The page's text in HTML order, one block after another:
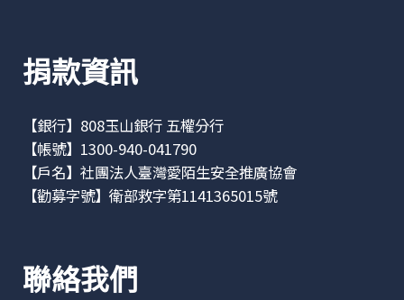
捐款資訊
【銀行】808玉山銀行 五權分行
【帳號】1300-940-041790
【戶名】社團法人臺灣愛陌生安全推廣協會
【勸募字號】衛部救字第1141365015號
聯絡我們